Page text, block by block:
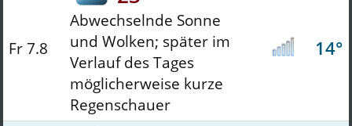
Fr 7.8
Abwechselnde Sonne
und Wolken; später im
Verlauf des Tages
möglicherweise kurze
Regenschauer
14°